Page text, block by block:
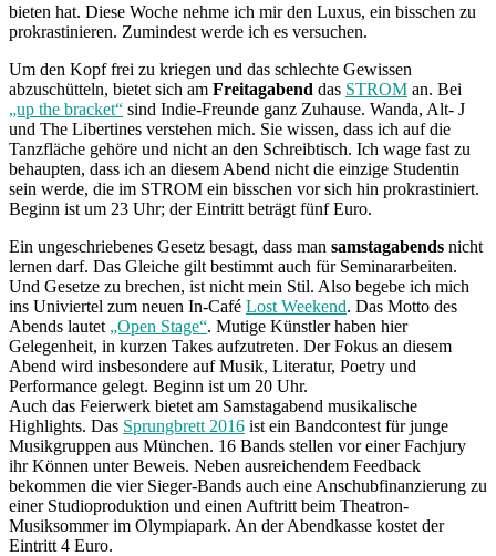
bieten hat. Diese Woche nehme ich mir den Luxus, ein bisschen zu
prokrastinieren. Zumindest werde ich es versuchen.
Um den Kopf frei zu kriegen und das schlechte Gewissen
abzuschütteln, bietet sich am Freitagabend das STROM an. Bei
„up the bracket“ sind Indie-Freunde ganz Zuhause. Wanda, Alt- J
und The Libertines verstehen mich. Sie wissen, dass ich auf die
Tanzfläche gehöre und nicht an den Schreibtisch. Ich wage fast zu
behaupten, dass ich an diesem Abend nicht die einzige Studentin
sein werde, die im STROM ein bisschen vor sich hin prokrastiniert.
Beginn ist um 23 Uhr; der Eintritt beträgt fünf Euro.
Ein ungeschriebenes Gesetz besagt, dass man samstagabends nicht
lernen darf. Das Gleiche gilt bestimmt auch für Seminararbeiten.
Und Gesetze zu brechen, ist nicht mein Stil. Also begebe ich mich
ins Univiertel zum neuen In-Café Lost Weekend. Das Motto des
Abends lautet „Open Stage“. Mutige Künstler haben hier
Gelegenheit, in kurzen Takes aufzutreten. Der Fokus an diesem
Abend wird insbesondere auf Musik, Literatur, Poetry und
Performance gelegt. Beginn ist um 20 Uhr.
Auch das Feierwerk bietet am Samstagabend musikalische
Highlights. Das Sprungbrett 2016 ist ein Bandcontest für junge
Musikgruppen aus München. 16 Bands stellen vor einer Fachjury
ihr Können unter Beweis. Neben ausreichendem Feedback
bekommen die vier Sieger-Bands auch eine Anschubfinanzierung zu
einer Studioproduktion und einen Auftritt beim Theatron-
Musiksommer im Olympiapark. An der Abendkasse kostet der
Eintritt 4 Euro.